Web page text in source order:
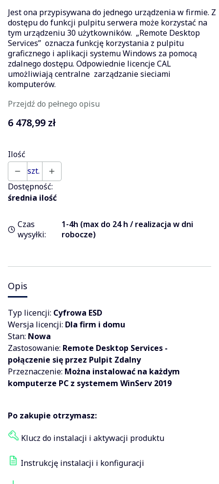
Jest ona przypisywana do jednego urządzenia w firmie. Z
dostępu do funkcji pulpitu serwera może korzystać na
tym urządzeniu 30 użytkowników. „Remote Desktop
Services” oznacza funkcję korzystania z pulpitu
graficznego i aplikacji systemu Windows za pomocą
zdalnego dostępu. Odpowiednie licencje CAL
umożliwiają centralne zarządzanie sieciami
komputerów.
Przejdź do pełnego opisu
Cena
6 478,99 zł
Ilość
szt.
Dostępność:
średnia ilość
Czas
wysyłki:
1-4h (max do 24 h / realizacja w dni
robocze)
Opis
Typ licencji: Cyfrowa ESD
Wersja licencji: Dla firm i domu
Stan: Nowa
Zastosowanie: Remote Desktop Services -
połączenie się przez Pulpit Zdalny
Przeznaczenie: Można instalować na każdym
komputerze PC z systemem WinServ 2019
Po zakupie otrzymasz:
Klucz do instalacji i aktywacji produktu
Instrukcję instalacji i konfiguracji